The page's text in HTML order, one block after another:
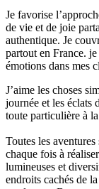
Je favorise
de vie et de joie
authentique. Je
partout en France.
émotions dans mes
J’aime les choses
journée et les éclats
toute particulière à
Toutes les
chaque fois à
lumineuses et
endroits cachés de la